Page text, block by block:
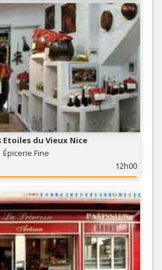
Etoiles du Vieux Nice
Épicerie Fine
12h00